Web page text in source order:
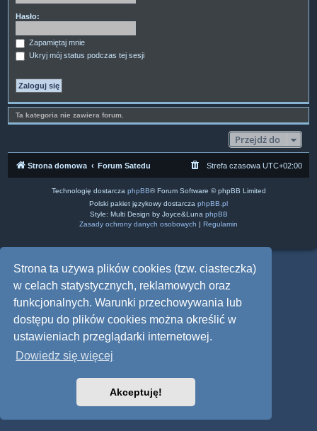
Strona ta używa plików cookies (tzw. ciasteczka)
w celach statystycznych, reklamowych oraz
funkcjonalnych. Warunki przechowywania lub
dostępu do plików cookies można określić w
ustawieniach przeglądarki internetowej.
Dowiedz się więcej
Akceptuję!
Hasło:
Zapamiętaj mnie
Ukryj mój status podczas tej sesji
Ta kategoria nie zawiera forum.
Przejdź do
Strona domowa Forum Satedu Strefa czasowa UTC+02:00
Technologię dostarcza phpBB® Forum Software © phpBB Limited
Polski pakiet językowy dostarcza phpBB.pl
Style: Multi Design by Joyce&Luna phpBB
Zasady ochrony danych osobowych | Regulamin